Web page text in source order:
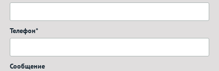
Телефон*
Сообщение